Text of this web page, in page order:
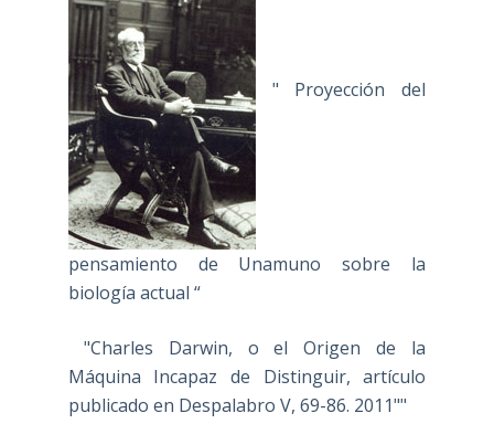
" Proyección del
pensamiento de Unamuno sobre la
biología actual “
"Charles Darwin, o el Origen de la
Máquina Incapaz de Distinguir, artículo
publicado en Despalabro V, 69-86. 2011""